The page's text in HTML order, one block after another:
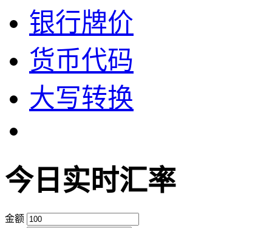
银行牌价
货币代码
大写转换
今日实时汇率
金额